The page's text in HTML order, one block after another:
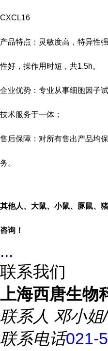
CXCL16
产品特点：灵敏度高，特异性
性好，操作用时短，共1.5h。
企业优势：专业从事细胞因子
技术服务于一体；
售后保障：对所有售出产品均
务。
其他人、大鼠、小鼠、豚鼠、
咨询！
...
联系我们
上海西唐生物
联系人 邓小姐
联系电话021-